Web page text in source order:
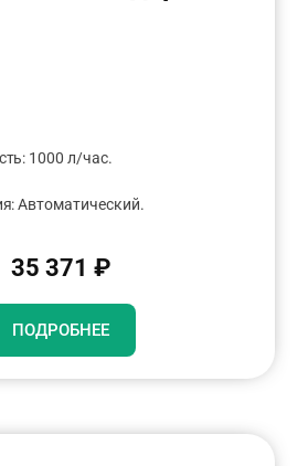
1000 л/час.
Автоматический.
35 371 ₽
ПОДРОБНЕЕ